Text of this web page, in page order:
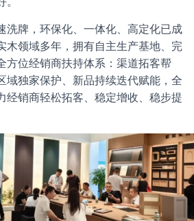
洗牌，环保化、一体化、高定化已成
木领域多年，拥有自主生产基地、完
方位经销商扶持体系：渠道拓客帮
域独家保护、新品持续迭代赋能，全
经销商轻松拓客、稳定增收、稳步提